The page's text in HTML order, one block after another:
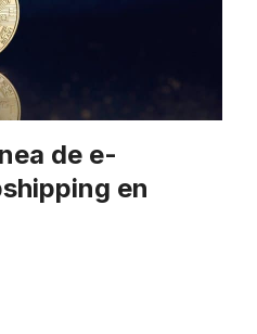
de e-
en